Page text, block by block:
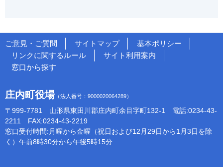
ご意見・ご質問 サイトマップ
基本ポリシー
リンクに関するルール
サイト利用案内
窓口から探す
庄内町役場（法人番号：9000020064289）
〒999-7781 山形県東田川郡庄内町余目字町132-1 電話:0234-43-
2211 FAX:0234-43-2219
窓口受付時間:月曜から金曜（祝日および12月29日から1月3日を除
く）午前8時30分から午後5時15分